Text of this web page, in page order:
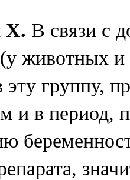
X. В связи с
животных и
группу,
и в период,